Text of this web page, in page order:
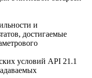
и
достигаемые
условий API 21.1